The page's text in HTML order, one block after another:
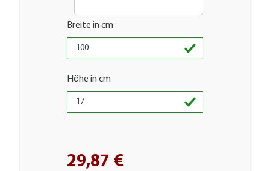
Breite in cm
Höhe in cm
29,87 €